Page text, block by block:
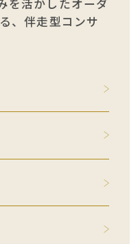
を活かしたオーダ
、伴走型コンサ